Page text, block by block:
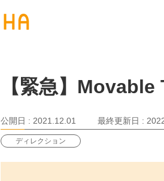
【緊急】Movable
公開日 : 2021.12.01 最終更新日 :
ディレクション